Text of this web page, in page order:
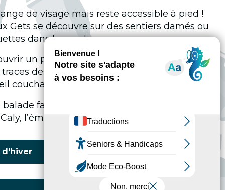
de visage mais reste accessible à pied !
Gets se découvre sur des sentiers damés ou
dans la poudreuse.
un paysage feutré, loin de l’agitation des
des animaux dans la neige et profitez de
couchant sur les sommets enneigés.
facile à proximité du village ou une
l’émerveillement est garanti.
d'hiver